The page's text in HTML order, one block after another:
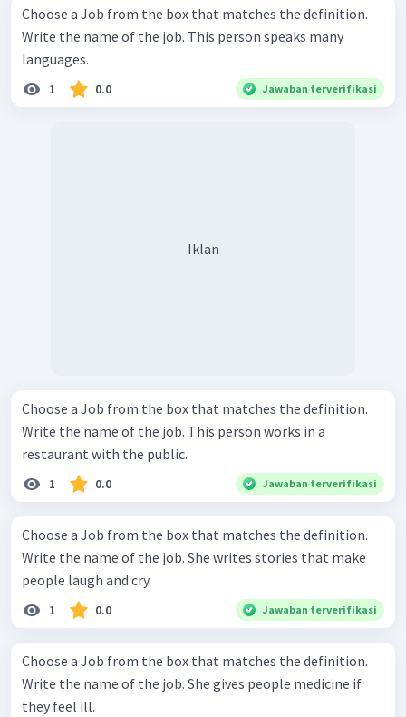
Choose a Job from the box that matches the definition.
Write the name of the job. This person speaks many
languages.
1 0.0 Jawaban terverifikasi
Iklan
Choose a Job from the box that matches the definition.
Write the name of the job. This person works in a
restaurant with the public.
1 0.0 Jawaban terverifikasi
Choose a Job from the box that matches the definition.
Write the name of the job. She writes stories that make
people laugh and cry.
1 0.0 Jawaban terverifikasi
Choose a Job from the box that matches the definition.
Write the name of the job. She gives people medicine if
they feel ill.